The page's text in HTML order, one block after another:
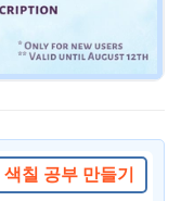
칠 공부 만들기